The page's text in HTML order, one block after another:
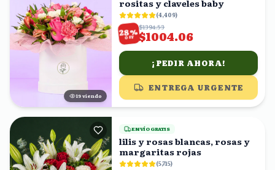
19 viendo
rositas y claveles baby
(4,409)
28%
OFF
$1394.53
$1004.06
¡PEDIR AHORA!
ENTREGA URGENTE
ENVÍO GRATIS
lilis y rosas blancas, rosas y
margaritas rojas
(5,715)